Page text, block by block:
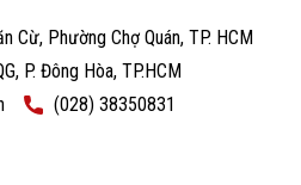
Cừ, Phường Chợ Quán, TP. HCM
P. Đông Hòa, TP.HCM
(028) 38350831